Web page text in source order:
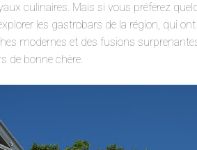
culinaires. Mais si vous préférez
les gastrobars de la région, qui
modernes et des fusions
de bonne chère.